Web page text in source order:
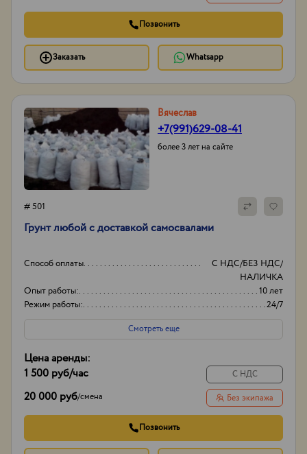
Позвонить
Заказать Whatsapp
Вячеслав
+7(991)629-08-41
более 3 лет на сайте
# 501
Грунт любой с доставкой самосвалами
Способ оплаты
С НДС/БЕЗ НДС/
НАЛИЧКА
Опыт работы:
10 лет
Режим работы:
24/7
Смотреть еще
Цена аренды:
1 500 руб/час
20 000 руб/смена
С НДС
Без экипажа
Позвонить